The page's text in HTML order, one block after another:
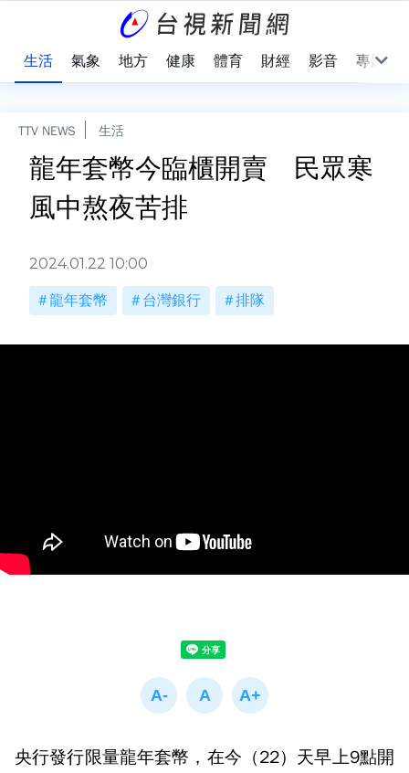
生活 氣象 地方 健康 體育 財經 影音 專題
TTV NEWS 生活
龍年套幣今臨櫃開賣 民眾寒
風中熬夜苦排
2024.01.22 10:00
龍年套幣 台灣銀行 排隊
央行發行限量龍年套幣，在今（22）天早上9點開